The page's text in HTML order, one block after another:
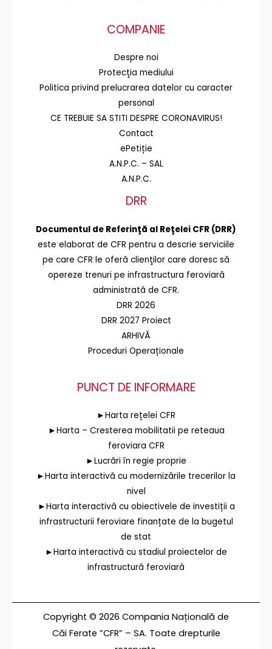
COMPANIE
Despre noi
Protecţia mediului
Politica privind prelucrarea datelor cu caracter
personal
CE TREBUIE SA STITI DESPRE CORONAVIRUS!
Contact
ePetiție
A.N.P.C. – SAL
A.N.P.C.
DRR
Documentul de Referinţă al Reţelei CFR (DRR)
este elaborat de CFR pentru a descrie serviciile
pe care CFR le oferă clienţilor care doresc să
opereze trenuri pe infrastructura feroviară
administrată de CFR.
DRR 2026
DRR 2027 Proiect
ARHIVĂ
Proceduri Operaționale
PUNCT DE INFORMARE
►Harta rețelei CFR
►Harta – Cresterea mobilitatii pe reteaua
feroviara CFR
►Lucrări în regie proprie
►Harta interactivă cu modernizările trecerilor la
nivel
►Harta interactivă cu obiectivele de investiții a
infrastructurii feroviare finanțate de la bugetul
de stat
►Harta interactivă cu stadiul proiectelor de
infrastructură feroviară
Copyright © 2026 Compania Națională de
Căi Ferate ”CFR” – SA. Toate drepturile